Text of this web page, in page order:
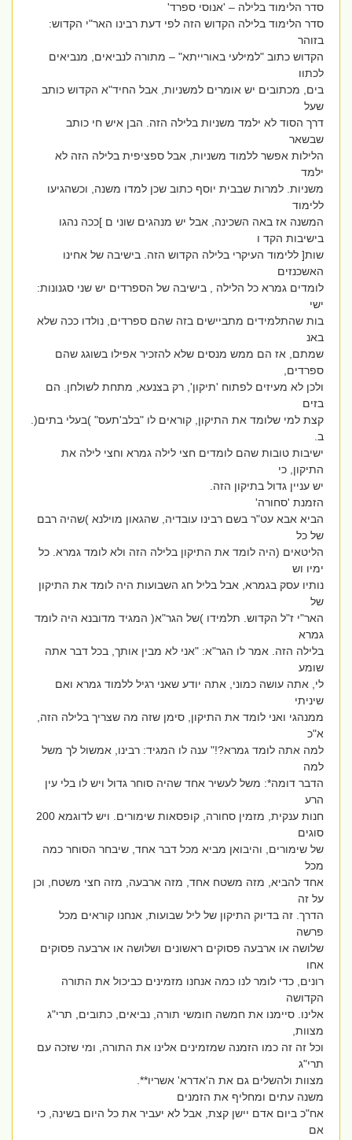
סדר הלימוד בלילה – 'אנוסי ספרד'
סדר הלימוד בלילה הקדוש הזה לפי דעת רבינו האר"י הקדוש:
בזוהר
הקדוש כתוב "למילעי באורייתא" – מתורה לנביאים, מנביאים
לכתוו
בים, מכתובים יש אומרים למשניות, אבל החיד"א הקדוש כותב
שעל
דרך הסוד לא ילמד משניות בלילה הזה. הבן איש חי כותב
שבשאר
הלילות אפשר ללמוד משניות, אבל ספציפית בלילה הזה לא
ילמד
משניות. למרות שבבית יוסף כתוב שכן למדו משנה, וכשהגיעו
ללימוד
המשנה אז באה השכינה, אבל יש מנהגים שוני ם ]ככה נהגו
בישיבות הקד ו
שות[ ללימוד העיקרי בלילה הקדוש הזה. בישיבה של אחינו
האשכנזים
לומדים גמרא כל הלילה , בישיבה של הספרדים יש שני סגנונות:
ישי
בות שהתלמידים מתביישים בזה שהם ספרדים, נולדו ככה שלא
באנ
שמתם, אז הם ממש מנסים שלא להזכיר אפילו בשוגג שהם
ספרדים,
ולכן לא מעיזים לפתוח 'תיקון', רק בצנעא, מתחת לשולחן. הם
בזים
קצת למי שלומד את התיקון, קוראים לו "בלב'תעס" )בעלי בתים(.
ב.
ישיבות טובות שהם לומדים חצי לילה גמרא וחצי לילה את
התיקון, כי
יש עניין גדול בתיקון הזה.
הזמנת 'סחורה'
הביא אבא עט"ר בשם רבינו עובדיה, שהגאון מוילנא )שהיה רבם
של כל
הליטאים (היה לומד את התיקון בלילה הזה ולא לומד גמרא. כל
ימיו וש
נותיו עסק בגמרא, אבל בליל חג השבועות היה לומד את התיקון
של
האר"י ז"ל הקדוש. תלמידו )של הגר"א( המגיד מדובנא היה לומד
גמרא
בלילה הזה. אמר לו הגר"א: "אני לא מבין אותך, בכל דבר אתה
שומע
לי, אתה עושה כמוני, אתה יודע שאני רגיל ללמוד גמרא ואם
שיניתי
ממנהגי ואני לומד את התיקון, סימן שזה מה שצריך בלילה הזה,
א"כ
למה אתה לומד גמרא?!" ענה לו המגיד: רבינו, אמשול לך משל
למה
הדבר דומה*: משל לעשיר אחד שהיה סוחר גדול ויש לו בלי עין
הרע
חנות ענקית, מזמין סחורה, קופסאות שימורים. ויש לדוגמא 200
סוגים
של שימורים, והיבואן מביא מכל דבר אחד, שיבחר הסוחר כמה
מכל
אחד להביא, מזה משטח אחד, מזה ארבעה, מזה חצי משטח, וכן
על זה
הדרך. זה בדיוק התיקון של ליל שבועות, אנחנו קוראים מכל
פרשה
שלושה או ארבעה פסוקים ראשונים ושלושה או ארבעה פסוקים
אחו
רונים, כדי לומר לנו כמה אנחנו מזמינים כביכול את התורה
הקדושה
אלינו. סיימנו את חמשה חומשי תורה, נביאים, כתובים, תרי"ג
מצוות,
וכל זה זה כמו הזמנה שמזמינים אלינו את התורה, ומי שזכה עם
תרי"ג
מצוות ולהשלים גם את ה'אדרא' אשריו**.
משנה עתים ומחליף את הזמנים
אח"כ ביום אדם יישן קצת, אבל לא יעביר את כל היום בשינה, כי
אם